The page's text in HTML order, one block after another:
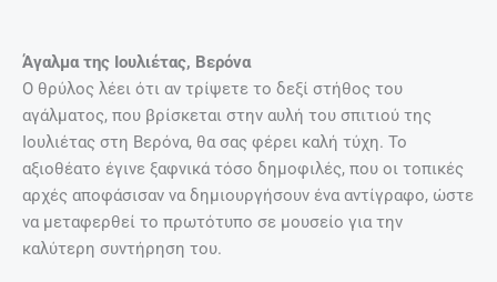
Άγαλμα της Ιουλιέτας, Βερόνα
Ο θρύλος λέει ότι αν τρίψετε το δεξί στήθος του
αγάλματος, που βρίσκεται στην αυλή του σπιτιού της
Ιουλιέτας στη Βερόνα, θα σας φέρει καλή τύχη. Το
αξιοθέατο έγινε ξαφνικά τόσο δημοφιλές, που οι τοπικές
αρχές αποφάσισαν να δημιουργήσουν ένα αντίγραφο, ώστε
να μεταφερθεί το πρωτότυπο σε μουσείο για την
καλύτερη συντήρηση του.